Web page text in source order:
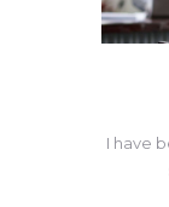
I have